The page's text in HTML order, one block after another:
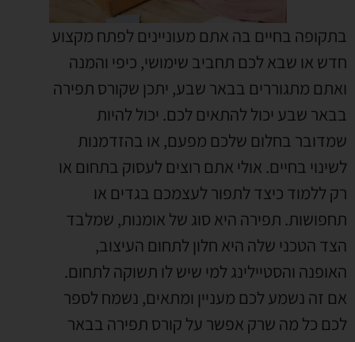
בתקופה בחיים בה אתם מעוניינים לפתח מקצוע
חדש או שבא לכם תחביב שימושי, כיפי והמנה
ואתם מתגוררים בבאר שבע, יתכן שקורס תפירה
בבאר שבע יכול להתאים לכם. יכול להיות
שמדובר בחלום שלכם מפעם, או בהזדמנות
לשינוי בחיים. אולי אתם רוצים לעסוק בתחום או
רק ללמוד כיצד לתפור לעצמכם בגדים או
תחפושות. תפירה היא סוג של אומנות, שמלבד
הצד הטכני שלה היא חלון לתחום העיצוב,
האופנה והסטיילינג למי שיש לו תשוקה לתחום.
אם זה נשמע לכם מעניין ומתאים, נשמח לספר
לכם כל מה שרק אפשר על קורס תפירה בבאר